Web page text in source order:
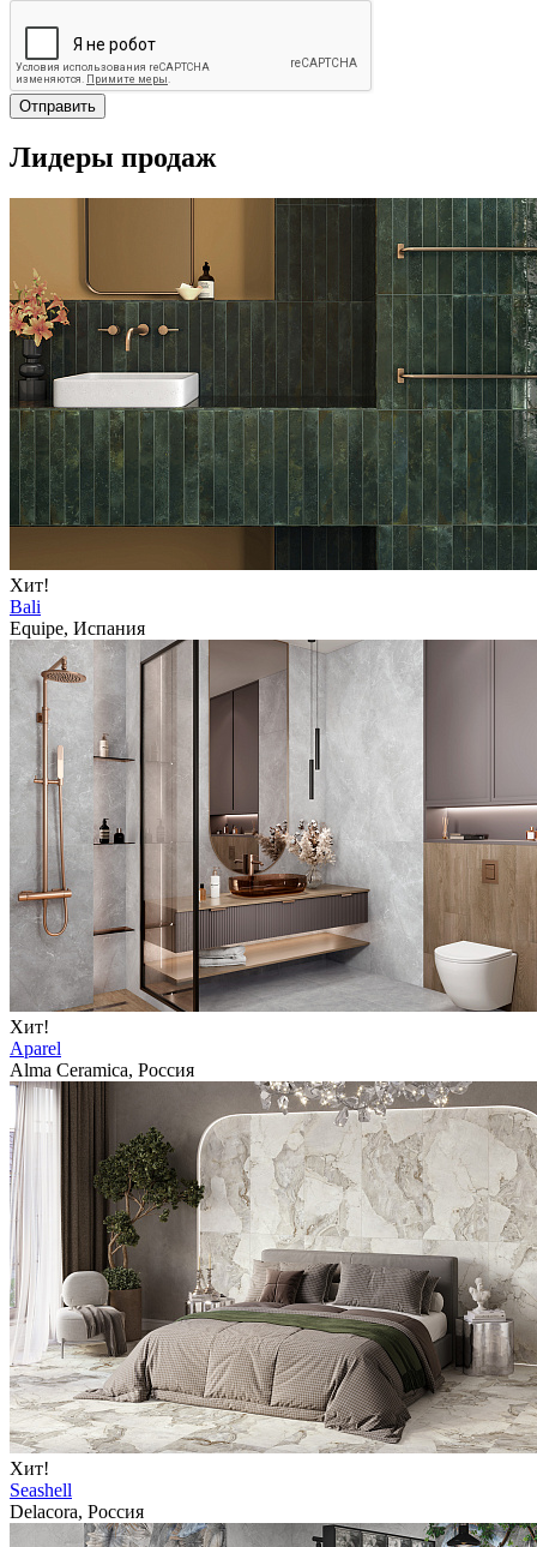
Отправить
Лидеры продаж
Хит!
Bali
Equipe, Испания
Хит!
Aparel
Alma Ceramica, Россия
Хит!
Seashell
Delacora, Россия